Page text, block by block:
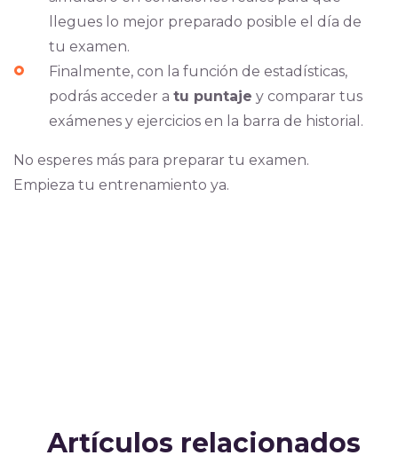
llegues lo mejor preparado posible el día de
tu examen.
Finalmente, con la función de estadísticas,
podrás acceder a tu puntaje y comparar tus
exámenes y ejercicios en la barra de historial.
No esperes más para preparar tu examen.
Empieza tu entrenamiento ya.
Artículos relacionados